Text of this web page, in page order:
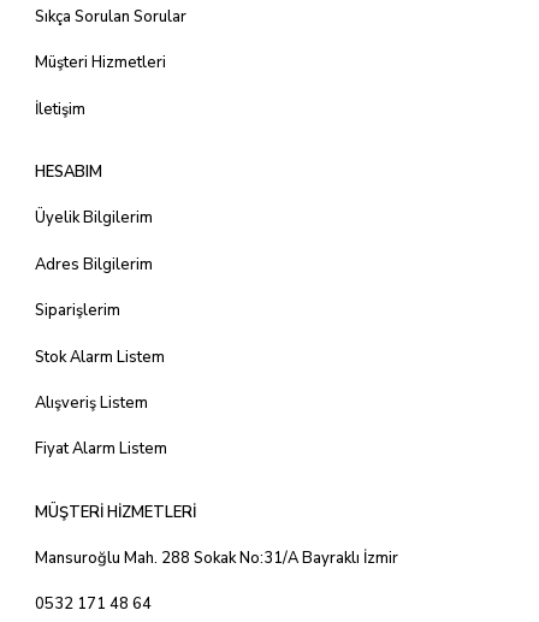
Sıkça Sorulan Sorular
Müşteri Hizmetleri
İletişim
HESABIM
Üyelik Bilgilerim
Adres Bilgilerim
Siparişlerim
Stok Alarm Listem
Alışveriş Listem
Fiyat Alarm Listem
MÜŞTERİ HİZMETLERİ
Mansuroğlu Mah. 288 Sokak No:31/A Bayraklı İzmir
0532 171 48 64